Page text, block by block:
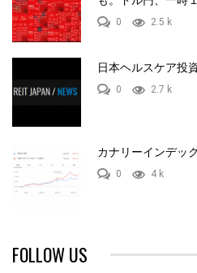
0 2.5 k
日本ヘルスケア投
0 2.7 k
カナリーインデッ
0 4 k
FOLLOW US